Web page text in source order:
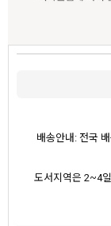
배송안내: 전국
도서지역은 2~4